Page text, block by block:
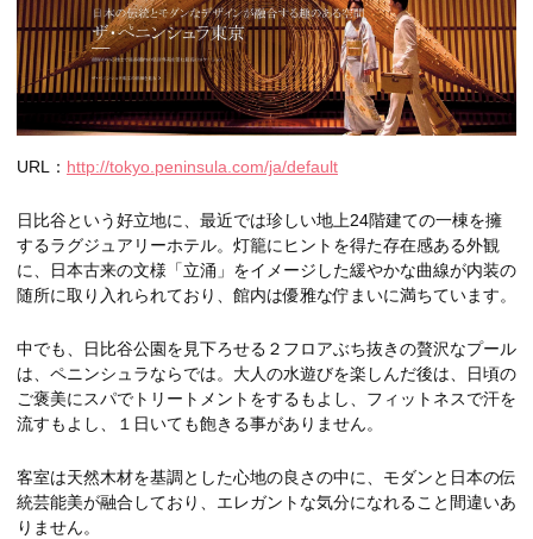
URL： http://tokyo.peninsula.com/ja/default
日比谷という好立地に、最近では珍しい地上24階建ての一棟を擁
するラグジュアリーホテル。灯籠にヒントを得た存在感ある外観
に、日本古来の文様「立涌」をイメージした緩やかな曲線が内装の
随所に取り入れられており、館内は優雅な佇まいに満ちています。
中でも、日比谷公園を見下ろせる２フロアぶち抜きの贅沢なプール
は、ペニンシュラならでは。大人の水遊びを楽しんだ後は、日頃の
ご褒美にスパでトリートメントをするもよし、フィットネスで汗を
流すもよし、１日いても飽きる事がありません。
客室は天然木材を基調とした心地の良さの中に、モダンと日本の伝
統芸能美が融合しており、エレガントな気分になれること間違いあ
りません。